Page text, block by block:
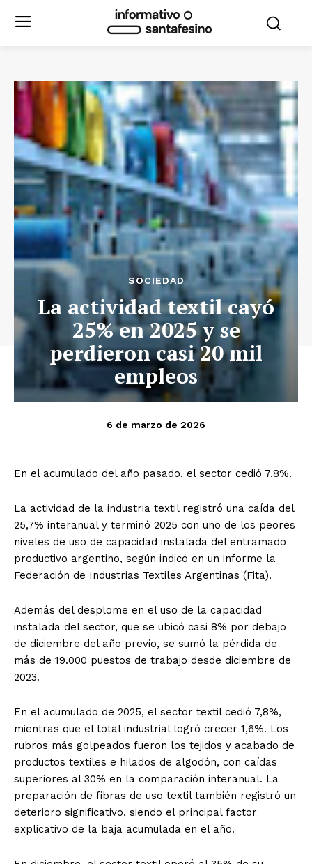
SOCIEDAD
La actividad textil cayó
25% en 2025 y se
perdieron casi 20 mil
empleos
6 de marzo de 2026
En el acumulado del año pasado, el sector cedió 7,8%.
La actividad de la industria textil registró una caída del
25,7% interanual y terminó 2025 con uno de los peores
niveles de uso de capacidad instalada del entramado
productivo argentino, según indicó en un informe la
Federación de Industrias Textiles Argentinas (Fita).
Además del desplome en el uso de la capacidad
instalada del sector, que se ubicó casi 8% por debajo
de diciembre del año previo, se sumó la pérdida de
más de 19.000 puestos de trabajo desde diciembre de
2023.
En el acumulado de 2025, el sector textil cedió 7,8%,
mientras que el total industrial logró crecer 1,6%. Los
rubros más golpeados fueron los tejidos y acabado de
productos textiles e hilados de algodón, con caídas
superiores al 30% en la comparación interanual. La
preparación de fibras de uso textil también registró un
deterioro significativo, siendo el principal factor
explicativo de la baja acumulada en el año.